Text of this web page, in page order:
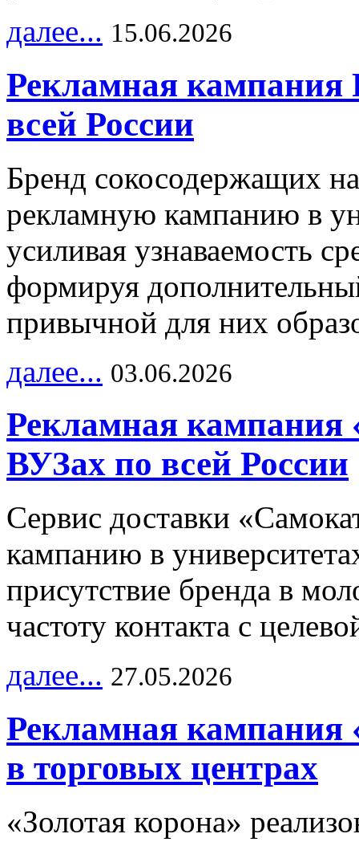
далее... 15.06.2026
Рекламная
всей России
Бренд сокосодержащих
рекламную кампанию в
усиливая узнаваемость
формируя
привычной для них
далее... 03.06.2026
Рекламная кампания
ВУЗах по всей России
Сервис доставки
кампанию в
присутствие бренда в
частоту контакта с
далее... 27.05.2026
Рекламная кампания
в торговых центрах
«Золотая корона»